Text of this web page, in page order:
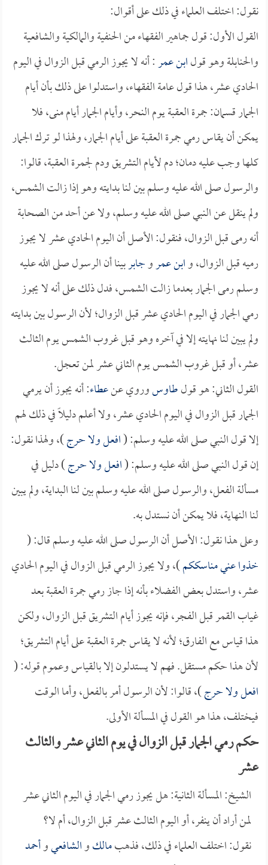
نقول: اختلف العلماء في ذلك على أقوال:
القول الأول: قول جماهير الفقهاء من الحنفية والمالكية والشافعية
والحنابلة وهو قولابن عمر: أنه لا يجوز الرمي قبل الزوال في اليوم
الحادي عشر، هذا قول عامة الفقهاء، واستدلوا على ذلك بأن أيام
الجمار قسمان: جمرة العقبة يوم النحر، وأيام الجمار أيام منى، فلا
يمكن أن يقاس رمي جمرة العقبة على أيام الجمار، ولهذا لو ترك الجمار
كلها وجب عليه دمان؛ دم لأيام التشريق ودم لجمرة العقبة، قالوا:
والرسول صلى الله عليه وسلم بين لنا بدايته وهو إذا زالت الشمس،
ولم ينقل عن النبي صلى الله عليه وسلم، ولا عن أحد من الصحابة
أنه رمى قبل الزوال، فنقول: الأصل أن اليوم الحادي عشر لا يجوز
رميه قبل الزوال، وابن عمروجابربينا أن الرسول صلى الله عليه
وسلم رمى الجمار بعدما زالت الشمس، فدل ذلك على أنه لا يجوز
رمي الجمار في اليوم الحادي عشر قبل الزوال؛ لأن الرسول بين بدايته
ولم يبين لنا نهايته إلا في آخره وهو قبل غروب الشمس يوم الثالث
عشر، أو قبل غروب الشمس يوم الثاني عشر لمن تعجل.
القول الثاني: هو قولطاوسوروي عنعطاء: أنه يجوز أن يرمي
الجمار قبل الزوال في اليوم الحادي عشر، ولا أعلم دليلاً في ذلك لهم
إلا قول النبي صلى الله عليه وسلم: (افعل ولا حرج)، ولهذا نقول:
إن قول النبي صلى الله عليه وسلم: (افعل ولا حرج) دليل في
مسألة الفعل، والرسول صلى الله عليه وسلم بين لنا البداية، ولم يبين
لنا النهاية، فلا يمكن أن نستدل به.
وعلى هذا نقول: الأصل أن الرسول صلى الله عليه وسلم قال: (
خذوا عني مناسككم)، ولا يجوز الرمي قبل الزوال في اليوم الحادي
عشر، واستدل بعض الفضلاء بأنه إذا جاز رمي جمرة العقبة بعد
غياب القمر قبل الفجر، فإنه يجوز أيام التشريق قبل الزوال، ولكن
هذا قياس مع الفارق؛ لأنه لا يقاس جمرة العقبة على أيام التشريق؛
لأن هذا حكم مستقل. فهم لا يستدلون إلا بالقياس وعموم قوله: (
افعل ولا حرج)، قالوا: لأن الرسول أمر بالفعل، وأما الوقت
فيختلف، هذا هو القول في المسألة الأولى.
حكم رمي الجمار قبل الزوال في يوم الثاني عشر والثالث
عشر
الشيخ: المسألة الثانية: هل يجوز رمي الجمار في اليوم الثاني عشر
لمن أراد أن ينفر، أو اليوم الثالث عشر قبل الزوال، أم لا؟
نقول: اختلف العلماء في ذلك، فذهبمالكوالشافعيوأحمد